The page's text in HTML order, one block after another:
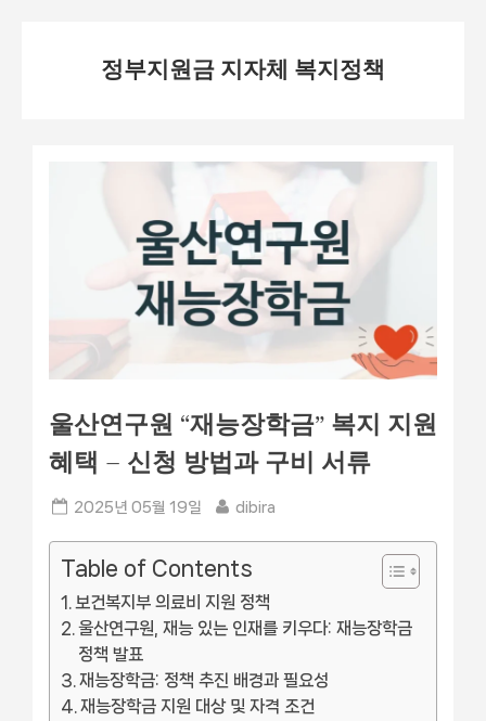
정부지원금 지자체 복지정책
울산연구원 “재능장학금” 복지 지원
혜택 – 신청 방법과 구비 서류
Posted
2025년 05월 19일 By
dibira
Table of Contents
보건복지부 의료비 지원 정책
울산연구원, 재능 있는 인재를 키우다: 재능장학금
정책 발표
재능장학금: 정책 추진 배경과 필요성
재능장학금 지원 대상 및 자격 조건